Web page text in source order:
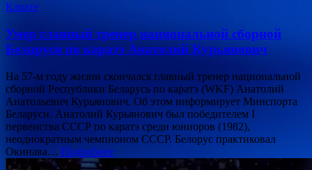
Карате
Умер главный тренер национальной сборной
Беларуси по каратэ Анатолий Курьянович
На 57-м году жизни скончался главный тренер национальной
сборной Республики Беларусь по каратэ (WKF) Анатолий
Анатольевич Курьянович. Об этом информирует Минспорта
Беларуси. Анатолий Курьянович был победителем I
первенства СССР по каратэ среди юниоров (1982),
неоднократным чемпионом СССР. Белорус практиковал
Окинава… Подробнее